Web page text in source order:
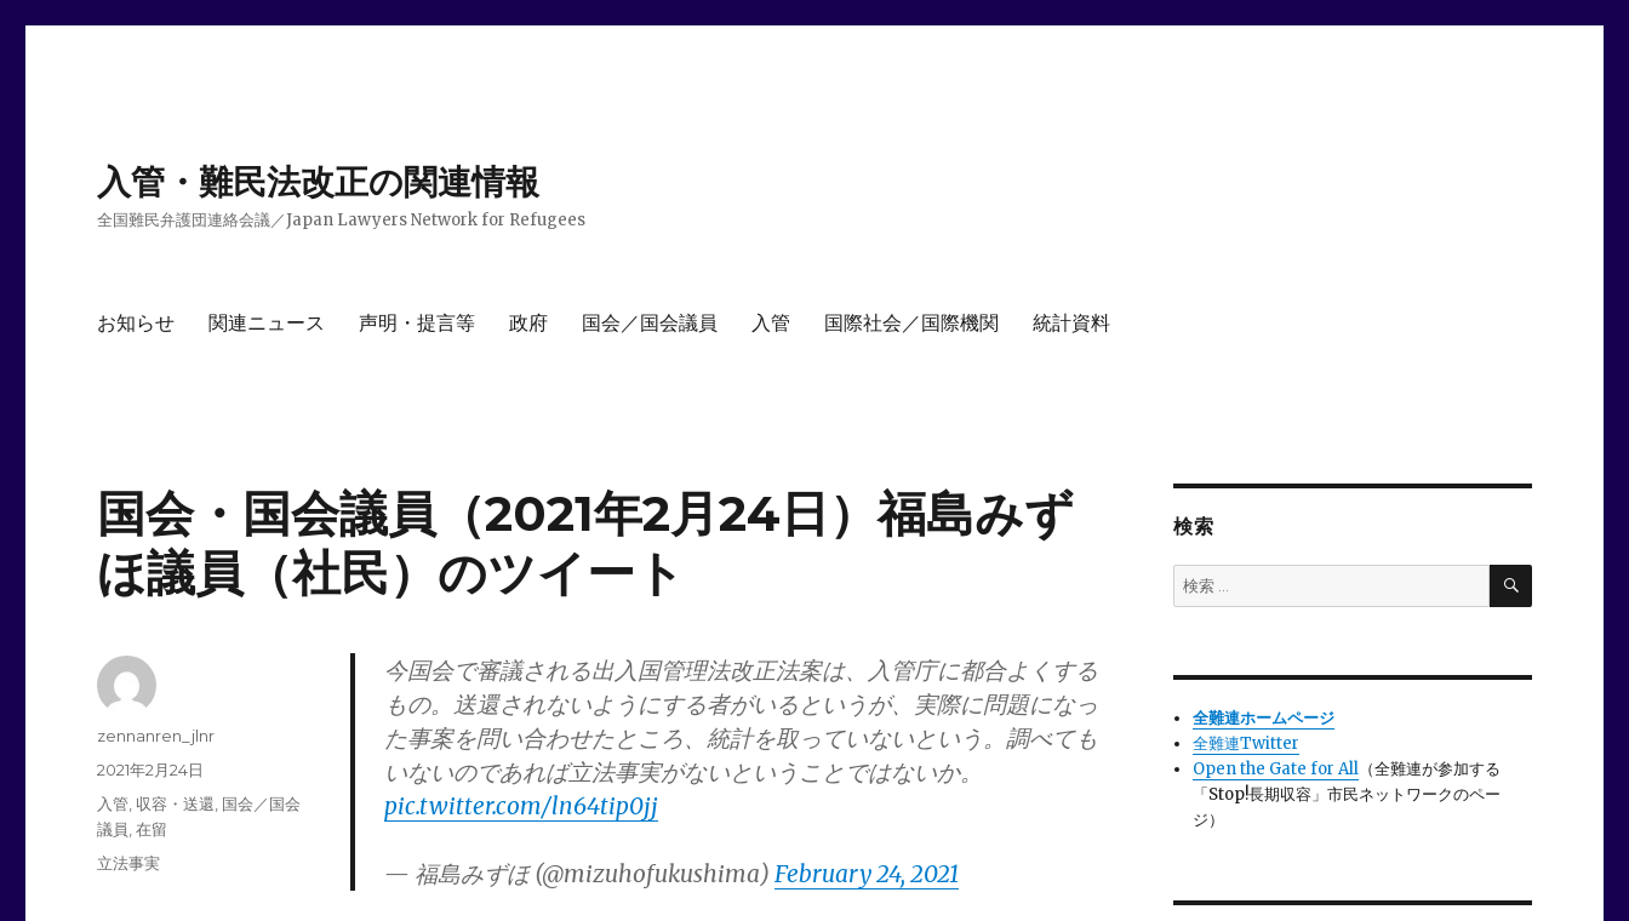
入管・難民法改正の関連情報
全国難民弁護団連絡会議／Japan Lawyers Network for Refugees
お知らせ 関連ニュース 声明・提言等 政府 国会／国会議員 入管 国際社会／国際機関 統計資料
国会・国会議員（2021年2月24日）福島みず
ほ議員（社民）のツイート
今国会で審議される出入国管理法改正法案は、入管庁に都合よくする
もの。送還されないようにする者がいるというが、実際に問題になっ
た事案を問い合わせたところ、統計を取っていないという。調べても
いないのであれば立法事実がないということではないか。
pic.twitter.com/ln64tip0jj
— 福島みずほ (@mizuhofukushima) February 24, 2021
投
zennanren_jlnr
投
稿
日:
2021年2月24日
カ
テ
ゴ
入管 収容・送還 国会／国会
議員 ,在留
タ
立法事実
検索
検
索:
検
全難連ホームページ
全難連Twitter
Open the Gate for All （全難連が参加する
「Stop!長期収容」市民ネットワークのペー
ジ）